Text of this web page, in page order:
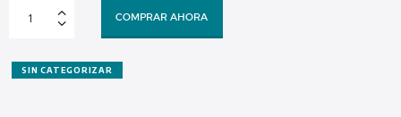
PENSAMIENTO
COMPRAR AHORA
SIN CATEGORIZAR